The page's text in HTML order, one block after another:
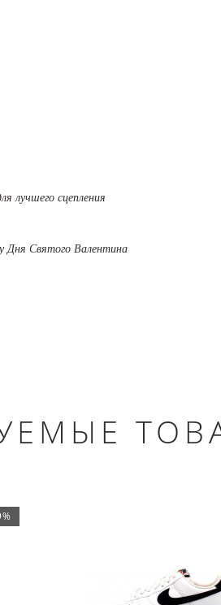
лучшего сцепления
Дня Святого Валентина